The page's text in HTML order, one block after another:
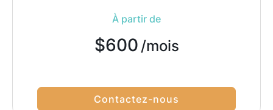
À partir de
$600 /mois
Contactez-nous